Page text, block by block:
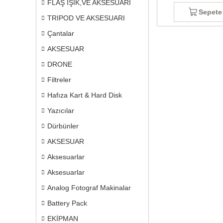
FLAŞ IŞIK,VE AKSESUARI
TRIPOD VE AKSESUARI
Çantalar
AKSESUAR
DRONE
Filtreler
Hafıza Kart & Hard Disk
Yazıcılar
Dürbünler
AKSESUAR
Aksesuarlar
Aksesuarlar
Analog Fotograf Makinalar
Battery Pack
EKİPMAN